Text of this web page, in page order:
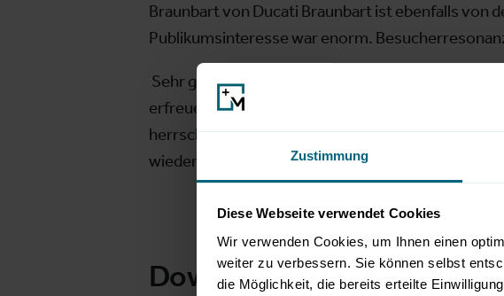
Zustimmung
Diese Webseite verwendet Cookies
Wir verwenden Cookies, um Ihnen einen
weiter zu verbessern. Sie können selbst
die Möglichkeit, die bereits erteilte
Braunbart von Ducati Braunbart ist ebenfalls von
Publikumsinteresse war enorm.
Sehr gut gefällt es auch Gerhard Pogacnik von
erfreuen uns am wachsenden Besucherandrang
herrscht eine gemütliche Atmosphäre. Wir fühlen
wieder mit dabei.“
Downloads